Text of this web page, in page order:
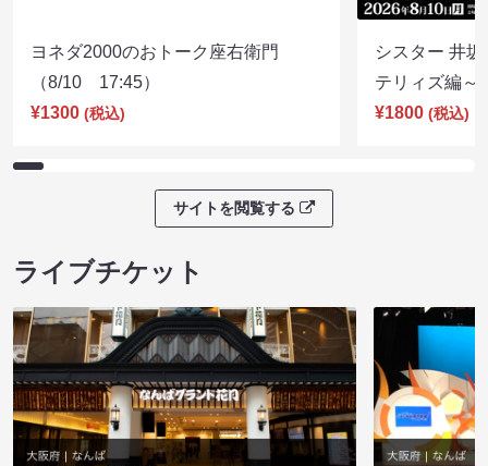
ヨネダ2000のおトーク座右衛門
（8/10 17:45）
¥1300 (税込)
シスター 井
テリィズ編
¥1800 (税込)
サイトを閲覧する
ライブチケット